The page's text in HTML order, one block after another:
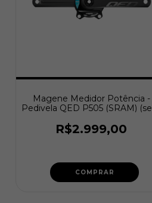
Magene Medidor Potência -
Pedivela QED P505 (SRAM)
R$2.999,00
COMPRAR